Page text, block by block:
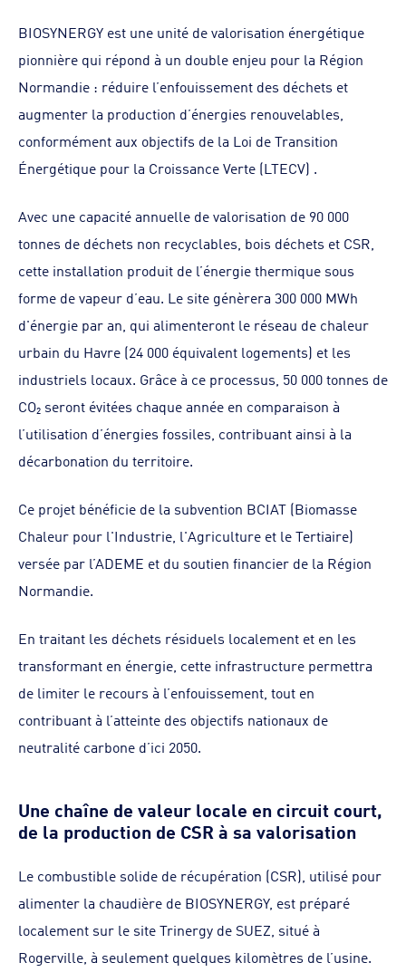
BIOSYNERGY est une unité de valorisation énergétique
pionnière qui répond à un double enjeu pour la Région
Normandie : réduire l’enfouissement des déchets et
augmenter la production d’énergies renouvelables,
conformément aux objectifs de la Loi de Transition
Énergétique pour la Croissance Verte (LTECV) .
Avec une capacité annuelle de valorisation de 90 000
tonnes de déchets non recyclables, bois déchets et CSR,
cette installation produit de l’énergie thermique sous
forme de vapeur d’eau. Le site génèrera 300 000 MWh
d'énergie par an, qui alimenteront le réseau de chaleur
urbain du Havre (24 000 équivalent logements) et les
industriels locaux. Grâce à ce processus, 50 000 tonnes de
CO₂ seront évitées chaque année en comparaison à
l’utilisation d’énergies fossiles, contribuant ainsi à la
décarbonation du territoire.
Ce projet bénéficie de la subvention BCIAT (Biomasse
Chaleur pour l'Industrie, l'Agriculture et le Tertiaire)
versée par l’ADEME et du soutien financier de la Région
Normandie.
En traitant les déchets résiduels localement et en les
transformant en énergie, cette infrastructure permettra
de limiter le recours à l’enfouissement, tout en
contribuant à l’atteinte des objectifs nationaux de
neutralité carbone d’ici 2050.
Une chaîne de valeur locale en circuit court,
de la production de CSR à sa valorisation
Le combustible solide de récupération (CSR), utilisé pour
alimenter la chaudière de BIOSYNERGY, est préparé
localement sur le site Trinergy de SUEZ, situé à
Rogerville, à seulement quelques kilomètres de l’usine.